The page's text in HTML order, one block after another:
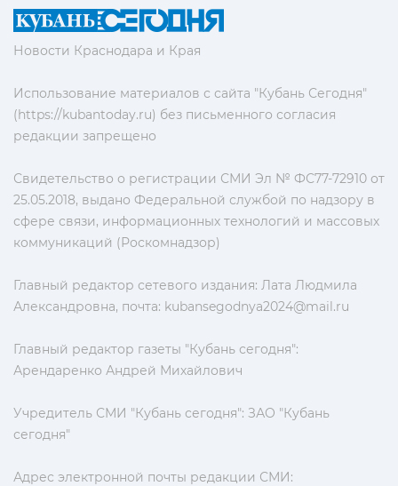
Новости Краснодара и Края
Использование материалов с сайта "Кубань Сегодня"
(https://kubantoday.ru) без письменного согласия
редакции запрещено
Свидетельство о регистрации СМИ Эл № ФС77-72910 от
25.05.2018, выдано Федеральной службой по надзору в
сфере связи, информационных технологий и массовых
коммуникаций (Роскомнадзор)
Главный редактор сетевого издания: Лата Людмила
Александровна, почта: kubansegodnya2024@mail.ru
Главный редактор газеты "Кубань сегодня":
Арендаренко Андрей Михайлович
Учредитель СМИ "Кубань сегодня": ЗАО "Кубань
сегодня"
Адрес электронной почты редакции СМИ: